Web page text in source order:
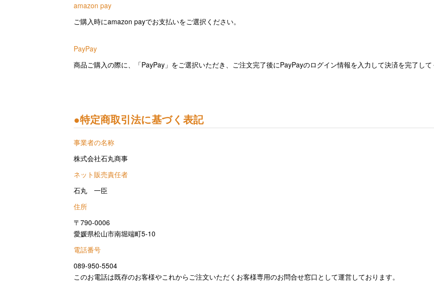
amazon pay
ご購入時にamazon payでお支払いをご選択ください。
PayPay
商品ご購入の際に、「PayPay」をご選択いただき、ご注文完了後にPayPayのログイン情報を入力して決済を完了して
●特定商取引法に基づく表記
事業者の名称
株式会社石丸商事
ネット販売責任者
石丸 一臣
住所
〒790-0006
愛媛県松山市南堀端町5-10
電話番号
089-950-5504
このお電話は既存のお客様やこれからご注文いただくお客様専用のお問合せ窓口として運営しております。